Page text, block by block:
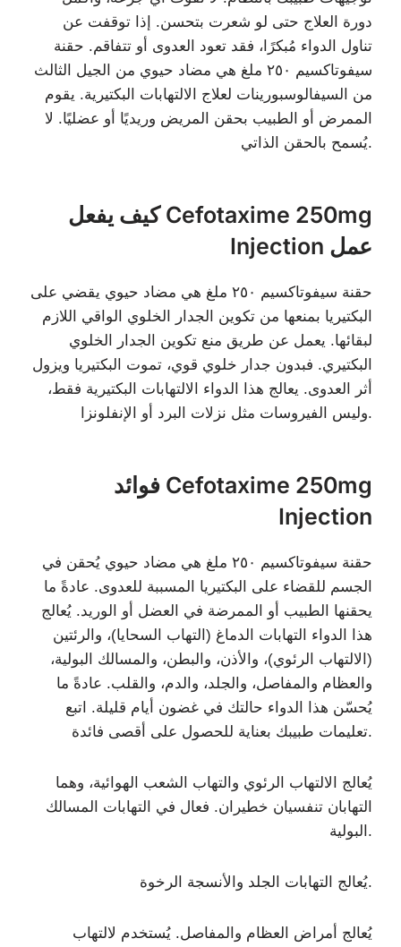
دورة العلاج حتى لو شعرت بتحسن. إذا توقفت عن
تناول الدواء مُبكرًا، فقد تعود العدوى أو تتفاقم. حقنة
سيفوتاكسيم ٢٥٠ ملغ هي مضاد حيوي من الجيل الثالث
من السيفالوسبورينات لعلاج الالتهابات البكتيرية. يقوم
الممرض أو الطبيب بحقن المريض وريديًا أو عضليًا. لا
يُسمح بالحقن الذاتي.
كيف يفعل Cefotaxime 250mg
Injection عمل
حقنة سيفوتاكسيم ٢٥٠ ملغ هي مضاد حيوي يقضي على
البكتيريا بمنعها من تكوين الجدار الخلوي الواقي اللازم
لبقائها. يعمل عن طريق منع تكوين الجدار الخلوي
البكتيري. فبدون جدار خلوي قوي، تموت البكتيريا ويزول
أثر العدوى. يعالج هذا الدواء الالتهابات البكتيرية فقط،
وليس الفيروسات مثل نزلات البرد أو الإنفلونزا.
فوائد Cefotaxime 250mg
Injection
حقنة سيفوتاكسيم ٢٥٠ ملغ هي مضاد حيوي يُحقن في
الجسم للقضاء على البكتيريا المسببة للعدوى. عادةً ما
يحقنها الطبيب أو الممرضة في العضل أو الوريد. يُعالج
هذا الدواء التهابات الدماغ (التهاب السحايا)، والرئتين
(الالتهاب الرئوي)، والأذن، والبطن، والمسالك البولية،
والعظام والمفاصل، والجلد، والدم، والقلب. عادةً ما
يُحسّن هذا الدواء حالتك في غضون أيام قليلة. اتبع
تعليمات طبيبك بعناية للحصول على أقصى فائدة.
يُعالج الالتهاب الرئوي والتهاب الشعب الهوائية، وهما
التهابان تنفسيان خطيران. فعال في التهابات المسالك
البولية.
يُعالج التهابات الجلد والأنسجة الرخوة.
يُعالج أمراض العظام والمفاصل. يُستخدم لالتهاب